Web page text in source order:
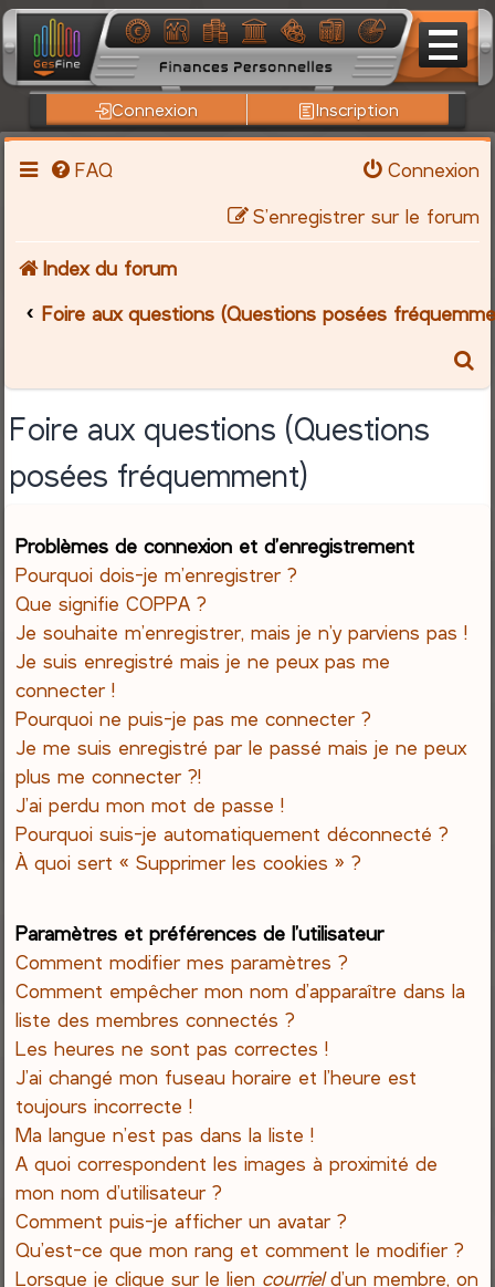
Connexion Inscription
FAQ
Connexion
S’enregistrer sur le forum
Index du forum
Foire aux questions (Questions posées
Foire aux questions (Questions
posées fréquemment)
Problèmes de connexion et d’enregistrement
Pourquoi dois-je m’enregistrer ?
Que signifie COPPA ?
Je souhaite m’enregistrer, mais je n’y parviens pas !
Je suis enregistré mais je ne peux pas me
connecter !
Pourquoi ne puis-je pas me connecter ?
Je me suis enregistré par le passé mais je ne peux
plus me connecter ?!
J’ai perdu mon mot de passe !
Pourquoi suis-je automatiquement déconnecté ?
À quoi sert « Supprimer les cookies » ?
Paramètres et préférences de l’utilisateur
Comment modifier mes paramètres ?
Comment empêcher mon nom d’apparaître dans la
liste des membres connectés ?
Les heures ne sont pas correctes !
J’ai changé mon fuseau horaire et l’heure est
toujours incorrecte !
Ma langue n’est pas dans la liste !
A quoi correspondent les images à proximité de
mon nom d’utilisateur ?
Comment puis-je afficher un avatar ?
Qu’est-ce que mon rang et comment le modifier ?
Lorsque je clique sur le lien courrield’un membre, on